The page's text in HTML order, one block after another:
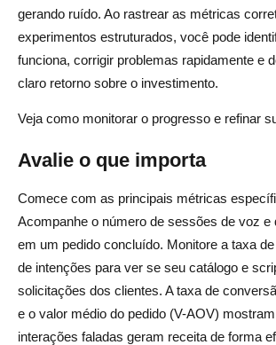
gerando ruído. Ao rastrear as métricas
experimentos estruturados, você pode
funciona, corrigir problemas rapidamente e
claro retorno sobre o investimento.
Veja como monitorar o progresso e refinar
Avalie o que importa
Comece com as principais métricas
Acompanhe o número de sessões de voz e
em um pedido concluído. Monitore a taxa
de intenções para ver se seu catálogo e
solicitações dos clientes. A taxa de
e o valor médio do pedido (V-AOV)
interações faladas geram receita de forma